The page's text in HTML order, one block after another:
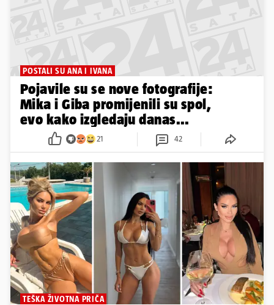
POSTALI SU ANA I IVANA
Pojavile su se nove fotografije:
Mika i Giba promijenili su spol,
evo kako izgledaju danas...
21 42
TEŠKA ŽIVOTNA PRIČA